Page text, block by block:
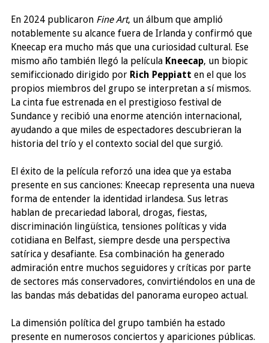
En 2024 publicaron Fine Art, un álbum que amplió
notablemente su alcance fuera de Irlanda y confirmó que
Kneecap era mucho más que una curiosidad cultural. Ese
mismo año también llegó la película Kneecap, un biopic
semificcionado dirigido por Rich Peppiatt en el que los
propios miembros del grupo se interpretan a sí mismos.
La cinta fue estrenada en el prestigioso festival de
Sundance y recibió una enorme atención internacional,
ayudando a que miles de espectadores descubrieran la
historia del trío y el contexto social del que surgió.
El éxito de la película reforzó una idea que ya estaba
presente en sus canciones: Kneecap representa una nueva
forma de entender la identidad irlandesa. Sus letras
hablan de precariedad laboral, drogas, fiestas,
discriminación lingüística, tensiones políticas y vida
cotidiana en Belfast, siempre desde una perspectiva
satírica y desafiante. Esa combinación ha generado
admiración entre muchos seguidores y críticas por parte
de sectores más conservadores, convirtiéndolos en una de
las bandas más debatidas del panorama europeo actual.
La dimensión política del grupo también ha estado
presente en numerosos conciertos y apariciones públicas.